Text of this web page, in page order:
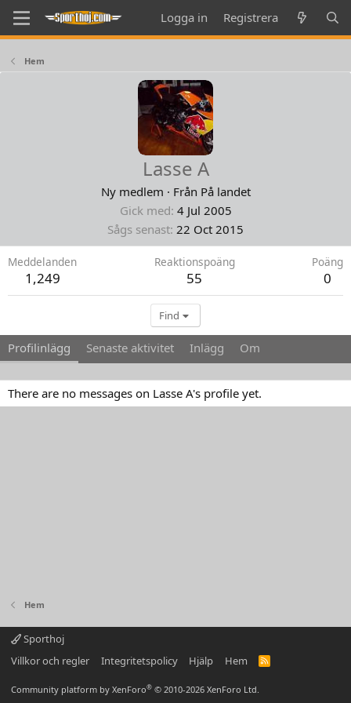
Logga in Registrera
Hem
Lasse A
Ny medlem · Från På landet
Gick med 4 Jul 2005
Sågs senast 22 Oct 2015
Meddelanden
1,249
Reaktionspoäng
55
Poäng
0
Find
Profilinlägg Senaste aktivitet Inlägg Om
There are no messages on Lasse A's profile yet.
Hem
Sporthoj
Villkor och regler
Integritetspolicy Hjälp Hem
R
Community platform by XenForo® © 2010-2026 XenForo Ltd.